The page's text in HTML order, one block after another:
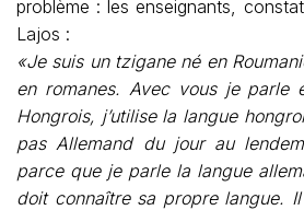
problème : les enseignants,
Lajos :
«Je suis un tzigane né en
en romanes. Avec vous je parle
Hongrois, j’utilise la langue
pas Allemand du jour au
parce que je parle la langue
doit connaître sa propre langue.